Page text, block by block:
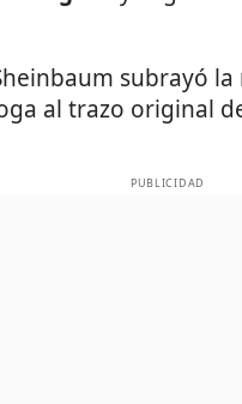
subrayó
al trazo original
PUBLICIDAD